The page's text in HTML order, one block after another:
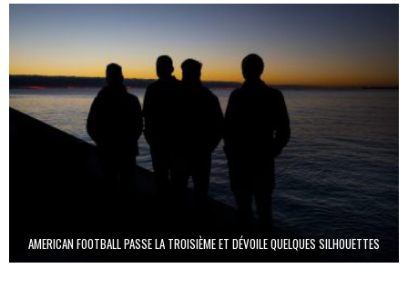
AMERICAN FOOTBALL PASSE LA TROISIÈME ET DÉVOILE QUELQUES SILHOUETTES